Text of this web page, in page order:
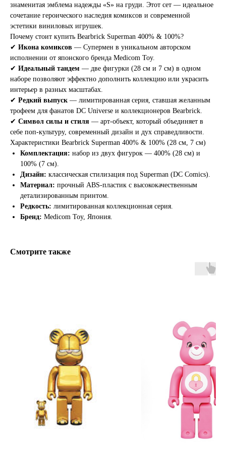
знаменитая эмблема надежды «S» на груди. Этот сет — идеальное
сочетание героического наследия комиксов и современной
эстетики виниловых игрушек.
Почему стоит купить Bearbrick Superman 400% & 100%?
✔ Икона комиксов — Супермен в уникальном авторском
исполнении от японского бренда Medicom Toy.
✔ Идеальный тандем — две фигурки (28 см и 7 см) в одном
наборе позволяют эффектно дополнить коллекцию или украсить
интерьер в разных масштабах.
✔ Редкий выпуск — лимитированная серия, ставшая желанным
трофеем для фанатов DC Universe и коллекционеров Bearbrick.
✔ Символ силы и стиля — арт-объект, который объединяет в
себе поп-культуру, современный дизайн и дух справедливости.
Характеристики Bearbrick Superman 400% & 100% (28 см, 7 см)
Комплектация: набор из двух фигурок — 400% (28 см) и
100% (7 см).
Дизайн: классическая стилизация под Superman (DC Comics).
Материал: прочный ABS-пластик с высококачественным
детализированным принтом.
Редкость: лимитированная коллекционная серия.
Бренд: Medicom Toy, Япония.
Смотрите также